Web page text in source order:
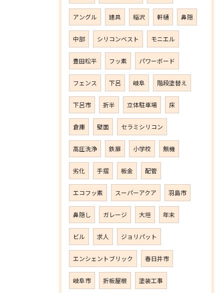
アングル 建具 稲沢 軒樋 鼻隠
中部 シリコンベスト モニエル
豊田松平 フッ素 パワーボード
フェンス 下呂 岐阜 階段塗替え
下呂市 折半 立体駐車場 床
倉庫 壁面 セラミシリコン
高圧洗浄 鉄扉 小学校 無機
劣化 手摺 板金 配管
エコフッ素 スーパーアクア 羽島市
鼻隠し ガレージ 大垣 年末
ビル 求人 ジョリパット
エンシェントブリック 春日井市
岐阜市 折板屋根 塗装工事